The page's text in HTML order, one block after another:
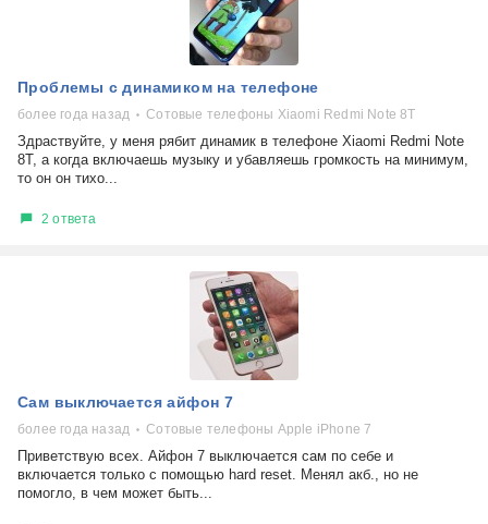
Проблемы с динамиком на телефоне
более года назад Сотовые телефоны Xiaomi Redmi Note 8T
Здраствуйте, у меня рябит динамик в телефоне Xiaomi Redmi Note
8T, а когда включаешь музыку и убавляешь громкость на минимум,
то он он тихо...
2 ответа
Сам выключается айфон 7
более года назад Сотовые телефоны Apple iPhone 7
Приветствую всех. Айфон 7 выключается сам по себе и
включается только с помощью hard reset. Менял акб., но не
помогло, в чем может быть...